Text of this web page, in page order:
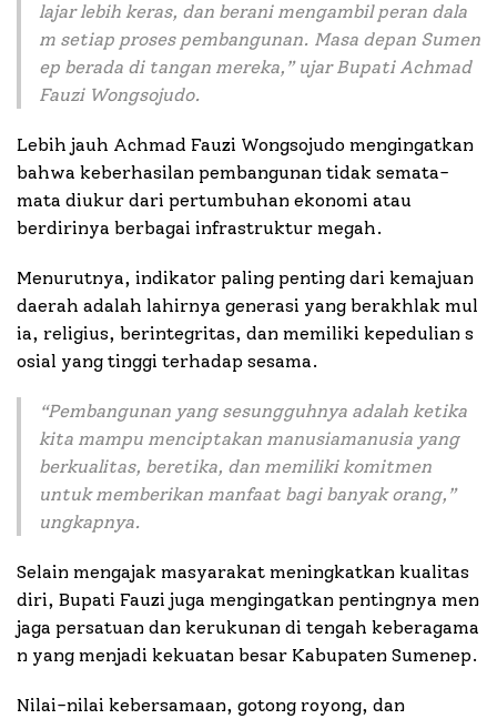
lajar lebih keras, dan berani mengambil peran dala
m setiap proses pembangunan. Masa depan Sumen
ep berada di tangan mereka, ” ujar Bupati Achmad
Fauzi Wongsojudo.
Lebih jauh Achmad Fauzi Wongsojudo mengingatkan
bahwa keberhasilan pembangunan tidak semata-
mata diukur dari pertumbuhan ekonomi atau
berdirinya berbagai infrastruktur megah.
Menurutnya, indikator paling penting dari kemajuan
daerah adalah lahirnya generasi yang berakhlak mul
ia, religius, berintegritas, dan memiliki kepedulian s
osial yang tinggi terhadap sesama.
“Pembangunan yang sesungguhnya adalah ketika
kita mampu menciptakan manusiamanusia yang
berkualitas, beretika, dan memiliki komitmen
untuk memberikan manfaat bagi banyak orang, ”
ungkapnya.
Selain mengajak masyarakat meningkatkan kualitas
diri, Bupati Fauzi juga mengingatkan pentingnya men
jaga persatuan dan kerukunan di tengah keberagama
n yang menjadi kekuatan besar Kabupaten Sumenep.
Nilai-nilai kebersamaan, gotong royong, dan